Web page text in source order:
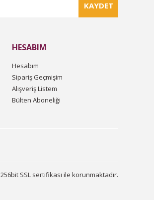
KAYDET
HESABIM
Hesabım
Sipariş Geçmişim
Alışveriş Listem
Bülten Aboneliği
SSL sertifikası ile korunmaktadır.